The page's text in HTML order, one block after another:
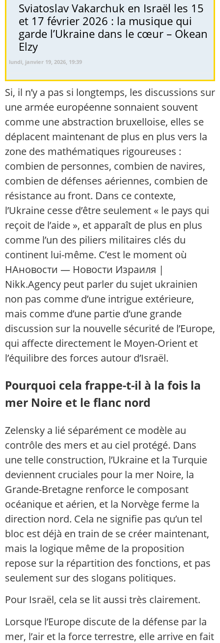
Sviatoslav Vakarchuk en Israël les 15
et 17 février 2026 : la musique qui
garde l’Ukraine dans le cœur – Okean
Elzy
lundi, janvier 19, 2026, 19:39
Si, il n’y a pas si longtemps, les discussions sur
une armée européenne sonnaient souvent
comme une abstraction bruxelloise, elles se
déplacent maintenant de plus en plus vers la
zone des mathématiques rigoureuses :
combien de personnes, combien de navires,
combien de défenses aériennes, combien de
résistance au front. Dans ce contexte,
l’Ukraine cesse d’être seulement « le pays qui
reçoit de l’aide », et apparaît de plus en plus
comme l’un des piliers militaires clés du
continent lui-même. C’est le moment où
НАновости — Новости Израиля |
Nikk.Agency peut parler du sujet ukrainien
non pas comme d’une intrigue extérieure,
mais comme d’une partie d’une grande
discussion sur la nouvelle sécurité de l’Europe,
qui affecte directement le Moyen-Orient et
l’équilibre des forces autour d’Israël.
Pourquoi cela frappe-t-il à la fois la
mer Noire et le flanc nord
Zelensky a lié séparément ce modèle au
contrôle des mers et au ciel protégé. Dans
une telle construction, l’Ukraine et la Turquie
deviennent cruciales pour la mer Noire, la
Grande-Bretagne renforce le composant
océanique et aérien, et la Norvège ferme la
direction nord. Cela ne signifie pas qu’un tel
bloc est déjà en train de se créer maintenant,
mais la logique même de la proposition
repose sur la répartition des fonctions, et pas
seulement sur des slogans politiques.
Pour Israël, cela se lit aussi très clairement.
Lorsque l’Europe discute de la défense par la
mer, l’air et la force terrestre, elle arrive en fait